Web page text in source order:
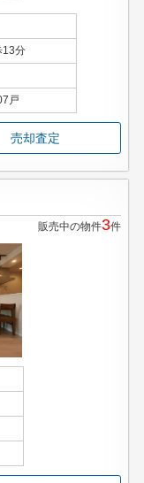
13分
戸
売却査定
販売中の物件3件